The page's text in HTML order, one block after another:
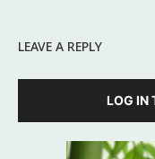
LEAVE A REPLY
LOG IN